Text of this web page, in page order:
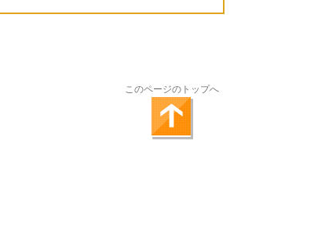
このページのトップへ